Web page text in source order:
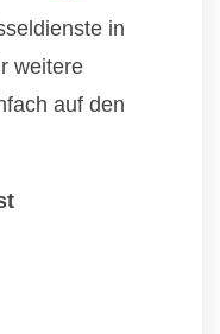
in
weitere
auf den